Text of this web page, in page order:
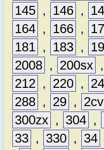
145 , 146 ,
164 , 166 , 17
181 , 183 , 19
2008 , 200sx ,
212 , 220 ,
288 , 29 , 2cv
300zx , 304 ,
33 , 330 , 34